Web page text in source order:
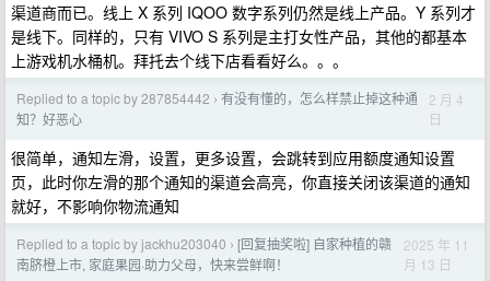
渠道商而已。线上 X 系列 IQOO 数字系列仍然是线上产品。Y 系列才
是线下。同样的，只有 VIVO S 系列是主打女性产品，其他的都基本
上游戏机水桶机。拜托去个线下店看看好么。。。
Replied to a topic by 287854442 › 有没有懂的，怎么样禁止掉这种通
知？好恶心
2 月 4
日
很简单，通知左滑，设置，更多设置，会跳转到应用额度通知设置
页，此时你左滑的那个通知的渠道会高亮，你直接关闭该渠道的通知
就好，不影响你物流通知
Replied to a topic by jackhu203040 › [回复抽奖啦] 自家种植的赣
南脐橙上市, 家庭果园·助力父母，快来尝鲜啊！
2025 年 11
月 13 日